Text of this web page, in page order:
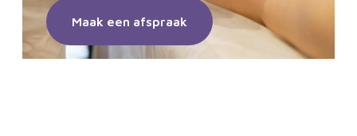
Maak een afspraak